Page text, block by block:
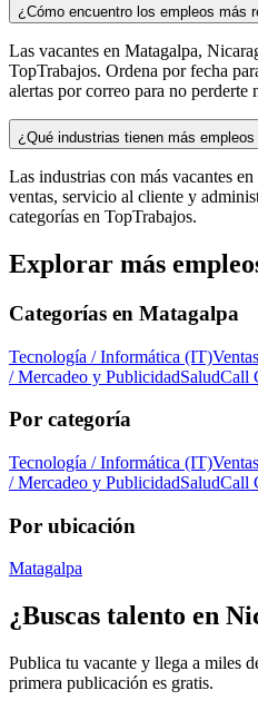
¿Cómo encuentro los empleos más
Las vacantes en Matagalpa,
TopTrabajos. Ordena por fecha
alertas por correo para no perderte
¿Qué industrias tienen más
Las industrias con más vacantes
ventas, servicio al cliente y
categorías en TopTrabajos.
Explorar más
Categorías en Matagalpa
Tecnología / Informática (IT)Ventas
/ Mercadeo y PublicidadSaludCall
Por categoría
Tecnología / Informática (IT)Ventas
/ Mercadeo y PublicidadSaludCall
Por ubicación
Matagalpa
¿Buscas talento en
Publica tu vacante y llega a miles
primera publicación es gratis.